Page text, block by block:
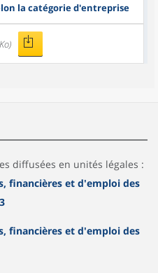
la catégorie d'entreprise
diffusées en unités légales :
financières et d'emploi des
financières et d'emploi des